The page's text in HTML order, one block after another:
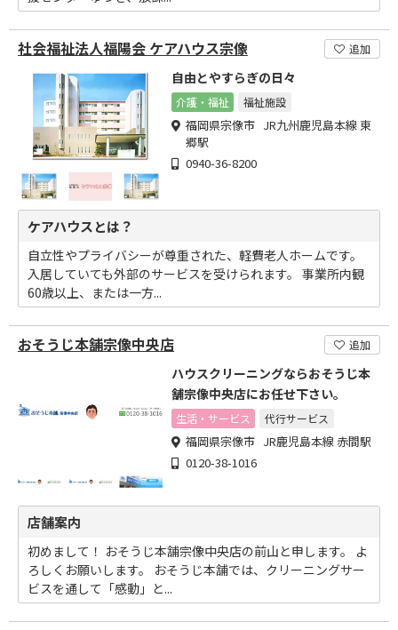
社会福祉法人福陽会 ケアハウス宗像 追加
自由とやすらぎの日々
介護・福祉 福祉施設
福岡県宗像市 JR九州鹿児島本線 東
郷駅
0940-36-8200
ケアハウスとは？
自立性やプライバシーが尊重された、軽費老人ホームです。
入居していても外部のサービスを受けられます。 事業所内観
60歳以上、または一方...
おそうじ本舗宗像中央店 追加
ハウスクリーニングならおそうじ本
舗宗像中央店にお任せ下さい。
生活・サービス 代行サービス
福岡県宗像市 JR鹿児島本線 赤間駅
0120-38-1016
店舗案内
初めまして！ おそうじ本舗宗像中央店の前山と申します。 よ
ろしくお願いします。 おそうじ本舗では、クリーニングサー
ビスを通して「感動」と...